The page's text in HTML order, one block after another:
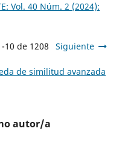
Vol. 40 Núm. 2 (2024):
10 de 1208 Siguiente
de similitud avanzada
autor/a